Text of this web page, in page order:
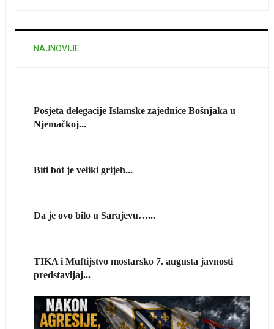
NAJNOVIJE
Posjeta delegacije Islamske zajednice Bošnjaka u
Njemačkoj...
Biti bot je veliki grijeh...
Da je ovo bilo u Sarajevu…...
TIKA i Muftijstvo mostarsko 7. augusta javnosti
predstavljaj...